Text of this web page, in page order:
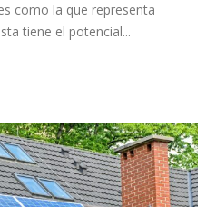
como la que representa
tiene el potencial...